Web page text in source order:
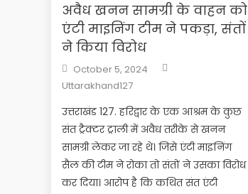
अवैध खनन सामग्री के वाहन को
एंटी माइनिंग टीम ने पकड़ा, संतों
ने किया विरोध
Posted
on
October 5, 2024
Uttarakhand127
उत्तराखंड 127. हरिद्वार के एक आश्रम के कुछ
संत ट्रैक्टर ट्राली में अवैध तरीके से खनन
सामग्री लेकर जा रहे थे। जिसे एंटी माइनिंग
सैल की टीम ने रोका तो संतों ने उसका विरोध
कर दिया। आरोप है कि कथित संत एंटी